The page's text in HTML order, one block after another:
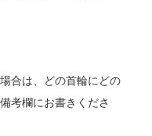
合は、どの首輪にどの
考欄にお書きくださ